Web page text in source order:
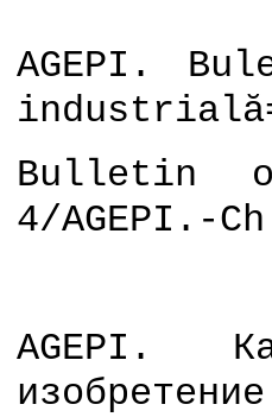
AGEPI.
Bulletin
4/AGEPI.-
AGEPI.